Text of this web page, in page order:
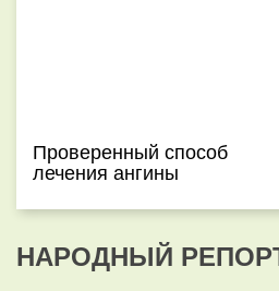
Проверенный способ
лечения ангины
НАРОДНЫЙ